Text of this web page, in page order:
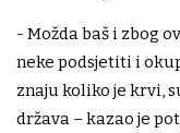
- Možda baš i zbog
neke podsjetiti i
znaju koliko je krvi,
država – kazao je